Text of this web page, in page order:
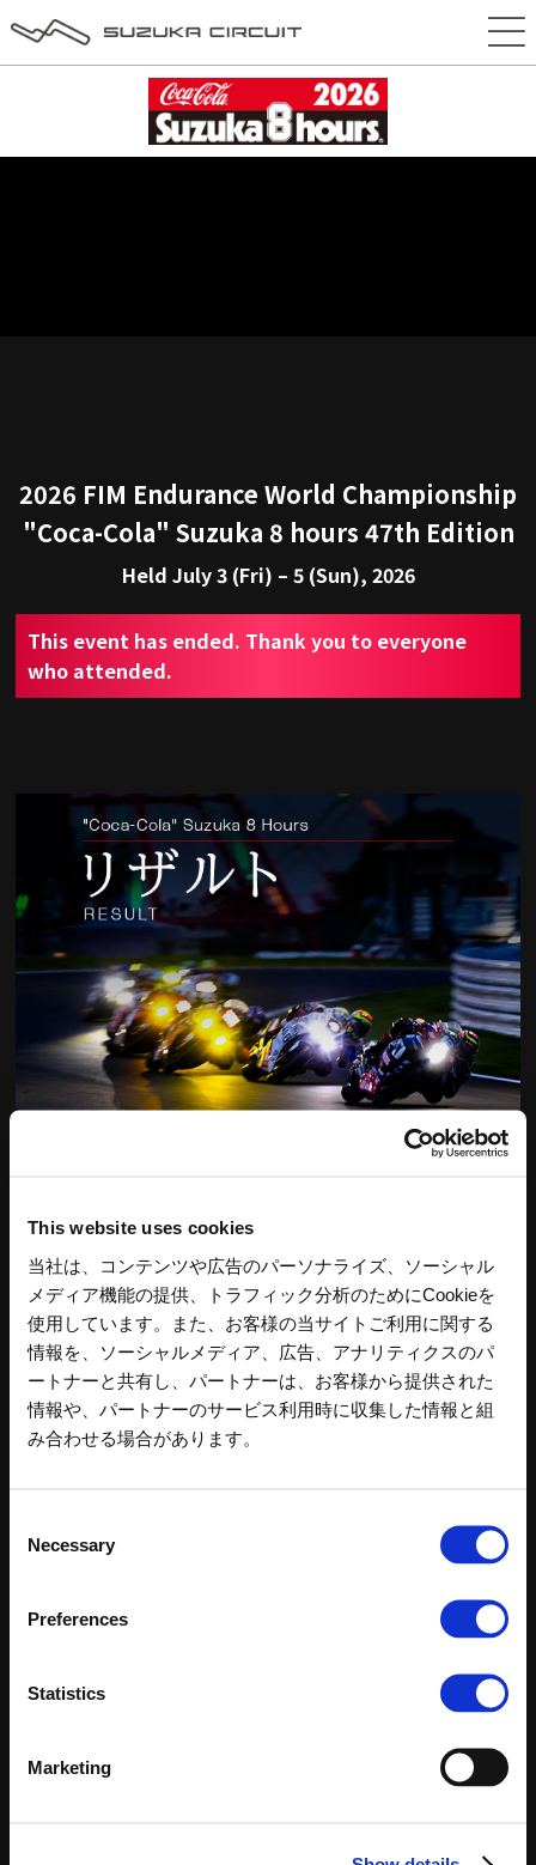
This website uses cookies
当社は、コンテンツや広告のパーソナライズ、ソーシャル
メディア機能の提供、トラフィック分析のためにCookieを
使用しています。また、お客様の当サイトご利用に関する
情報を、ソーシャルメディア、広告、アナリティクスのパ
ートナーと共有し、パートナーは、お客様から提供された
情報や、パートナーのサービス利用時に収集した情報と組
み合わせる場合があります。
Selection
Necessary
Preferences
Statistics
Marketing
2026 FIM Endurance World Championship
"Coca-Cola" Suzuka 8 hours 47th Edition
Held July 3 (Fri) – 5 (Sun), 2026
This event has ended. Thank you to everyone
who attended.
Photo Gallery